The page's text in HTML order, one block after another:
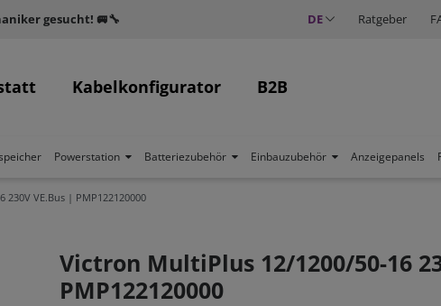
gesucht! 🚐🔧 DE Ratgeber
Kabelkonfigurator B2B
Powerstation Batteriezubehör Einbauzubehör Anzeigepanels
VE.Bus | PMP122120000
Victron MultiPlus 12/1200/50-16
PMP122120000